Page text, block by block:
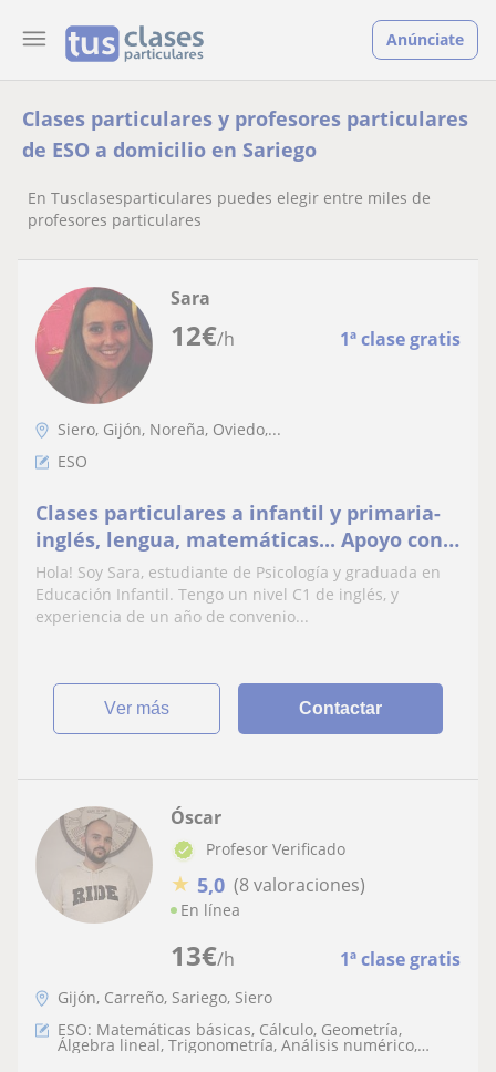
Anúnciate
Clases particulares y profesores particulares
de ESO a domicilio en Sariego
En Tusclasesparticulares puedes elegir entre miles de
profesores particulares
12€/h 1ª clase gratis
Sara
Siero, Gijón, Noreña, Oviedo,...
ESO
Clases particulares a infantil y primaria-
inglés, lengua, matemáticas... Apoyo con
todas las materias escolares
Hola! Soy Sara, estudiante de Psicología y graduada en
Educación Infantil. Tengo un nivel C1 de inglés, y
experiencia de un año de convenio...
ver más Contactar
13€/h 1ª clase gratis
Óscar
Profesor Verificado
★ 5,0 (8 valoraciones)
En línea
Gijón, Carreño, Sariego, Siero
ESO: Matemáticas básicas, Cálculo, Geometría,
Álgebra lineal, Trigonometría, Análisis numérico,
Teoría de números, Matemáticas discretas